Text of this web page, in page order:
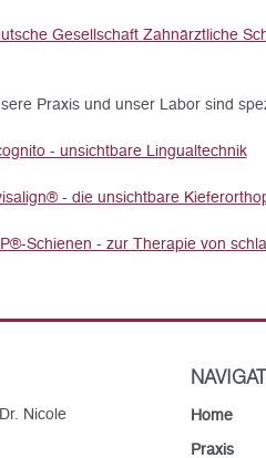
Gesellschaft Zahnärztliche
Praxis und unser Labor sind
- unsichtbare Lingualtechnik
- die unsichtbare
Schienen - zur Therapie von
Nicole
Home
Praxis